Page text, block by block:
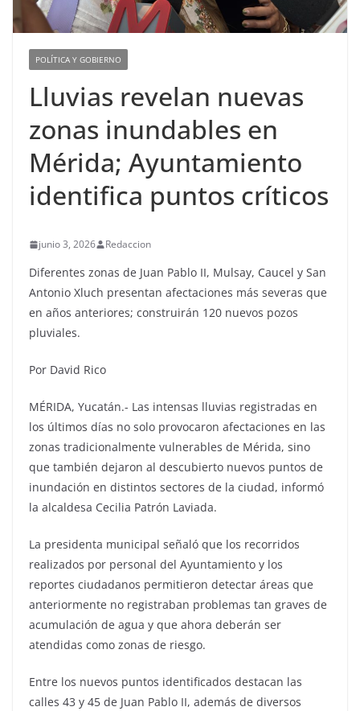
POLÍTICA Y GOBIERNO
Lluvias revelan nuevas
zonas inundables en
Mérida; Ayuntamiento
identifica puntos críticos
junio 3, 2026 Redaccion
Diferentes zonas de Juan Pablo II, Mulsay, Caucel y San
Antonio Xluch presentan afectaciones más severas que
en años anteriores; construirán 120 nuevos pozos
pluviales.
Por David Rico
MÉRIDA, Yucatán.- Las intensas lluvias registradas en
los últimos días no solo provocaron afectaciones en las
zonas tradicionalmente vulnerables de Mérida, sino
que también dejaron al descubierto nuevos puntos de
inundación en distintos sectores de la ciudad, informó
la alcaldesa Cecilia Patrón Laviada.
La presidenta municipal señaló que los recorridos
realizados por personal del Ayuntamiento y los
reportes ciudadanos permitieron detectar áreas que
anteriormente no registraban problemas tan graves de
acumulación de agua y que ahora deberán ser
atendidas como zonas de riesgo.
Entre los nuevos puntos identificados destacan las
calles 43 y 45 de Juan Pablo II, además de diversos